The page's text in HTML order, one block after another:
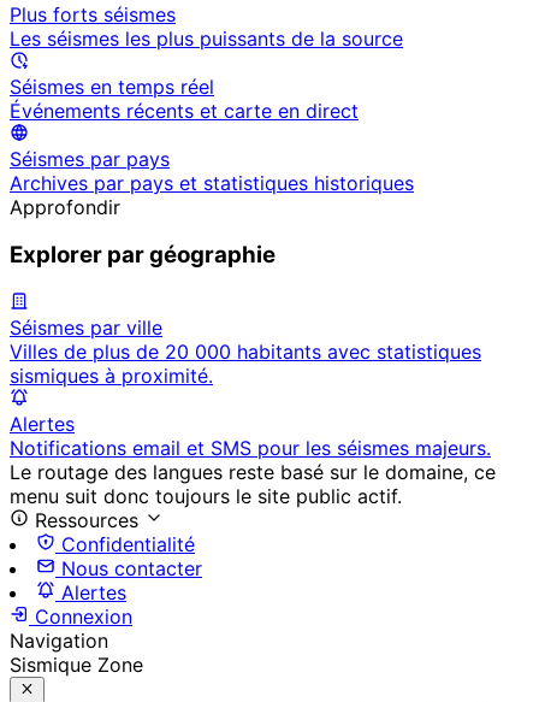
Plus forts séismes
Les séismes les plus puissants de la source
Séismes en temps réel
Événements récents et carte en direct
Séismes par pays
Archives par pays et statistiques historiques
Approfondir
Explorer par géographie
Séismes par ville
Villes de plus de 20 000 habitants avec statistiques
sismiques à proximité.
Alertes
Notifications email et SMS pour les séismes majeurs.
Le routage des langues reste basé sur le domaine, ce
menu suit donc toujours le site public actif.
Ressources
Confidentialité
Nous contacter
Alertes
Connexion
Navigation
Sismique Zone